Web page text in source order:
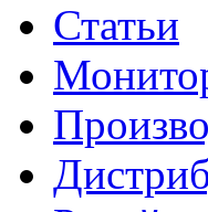
Статьи